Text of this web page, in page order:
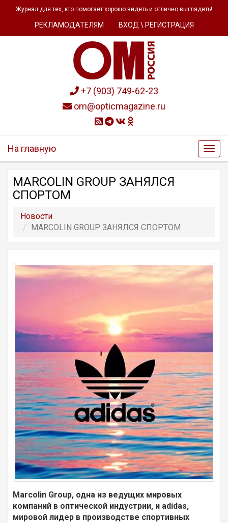
Журнал для тех, кто помогает хорошо видеть и отлично выглядеть!
РЕКЛАМОДАТЕЛЯМ ВХОД \ РЕГИСТРАЦИЯ
+7 (903) 749-62-23
om@opticmagazine.ru
На главную
MARCOLIN GROUP ЗАНЯЛСЯ
СПОРТОМ
Новости
MARCOLIN GROUP ЗАНЯЛСЯ СПОРТОМ
Marcolin Group, одна из ведущих мировых
компаний в оптической индустрии, и adidas,
мировой лидер в производстве спортивных